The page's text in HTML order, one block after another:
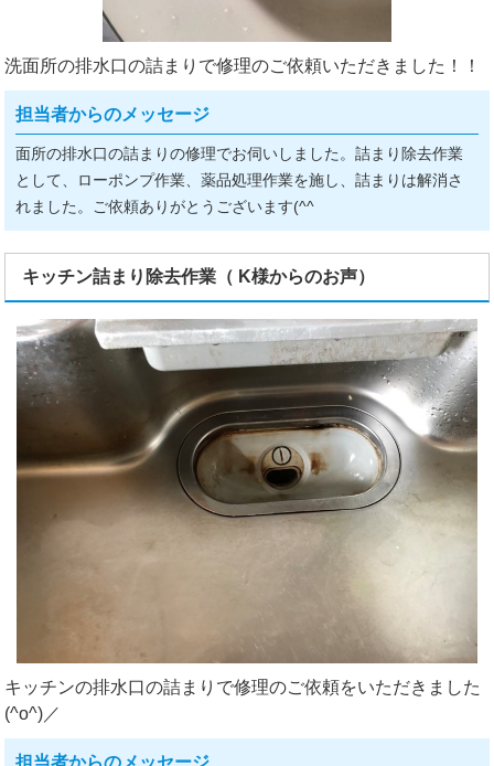
洗面所の排水口の詰まりで修理のご依頼いただきました！！
担当者からのメッセージ
面所の排水口の詰まりの修理でお伺いしました。詰まり除去作業
として、ローポンプ作業、薬品処理作業を施し、詰まりは解消さ
れました。ご依頼ありがとうございます(^^ゞ
キッチン詰まり除去作業（ K様からのお声）
キッチンの排水口の詰まりで修理のご依頼をいただきました
(^o^)／